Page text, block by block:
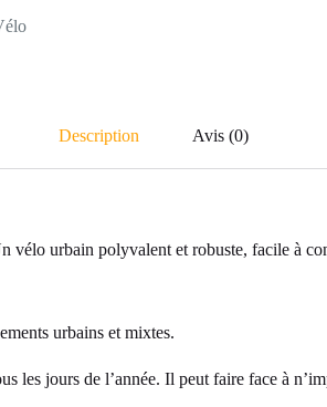
Description Avis (0)
urbain polyvalent et robuste, facile à
urbains et mixtes.
les jours de l’année. Il peut faire face à